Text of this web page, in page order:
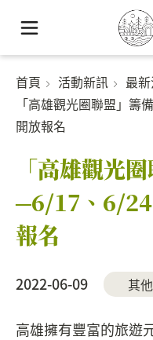
首頁 活動新訊 最
「高雄觀光圈聯盟」
開放報名
「高雄觀光
─6/17、6/
報名
2022-06-09 其
高雄擁有豐富的旅遊